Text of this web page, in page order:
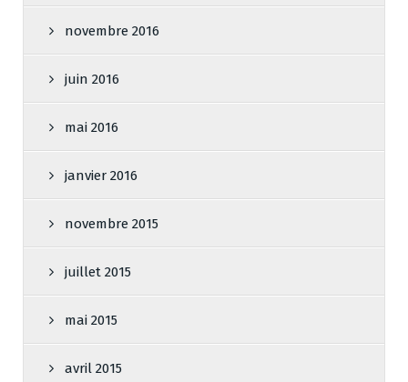
novembre 2016
juin 2016
mai 2016
janvier 2016
novembre 2015
juillet 2015
mai 2015
avril 2015